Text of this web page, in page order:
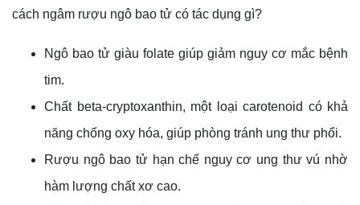
cách ngâm rượu ngô bao tử có tác dụng gì?
Ngô bao tử giàu folate giúp giảm nguy cơ mắc bệnh
tim.
Chất beta-cryptoxanthin, một loại carotenoid có khả
năng chống oxy hóa, giúp phòng tránh ung thư phổi.
Rượu ngô bao tử hạn chế nguy cơ ung thư vú nhờ
hàm lượng chất xơ cao.